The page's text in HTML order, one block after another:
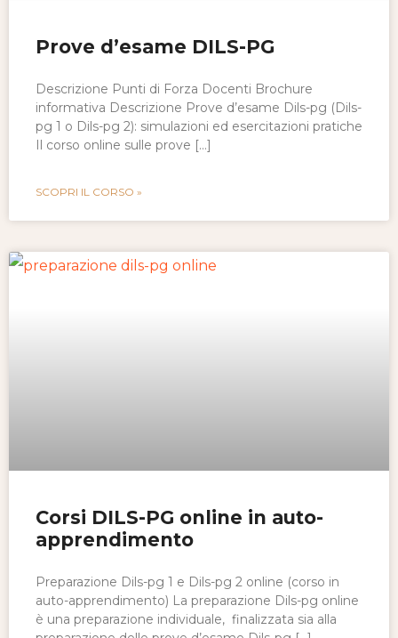
Prove d’esame DILS-PG
Descrizione Punti di Forza Docenti Brochure
informativa Descrizione Prove d’esame Dils-pg (Dils-
pg 1 o Dils-pg 2): simulazioni ed esercitazioni pratiche
Il corso online sulle prove […]
SCOPRI IL CORSO »
Corsi DILS-PG online in auto-
apprendimento
Preparazione Dils-pg 1 e Dils-pg 2 online (corso in
auto-apprendimento) La preparazione Dils-pg online
è una preparazione individuale, finalizzata sia alla